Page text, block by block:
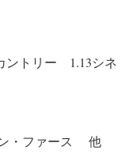
ントリー 1.13シネ
・ファース 他